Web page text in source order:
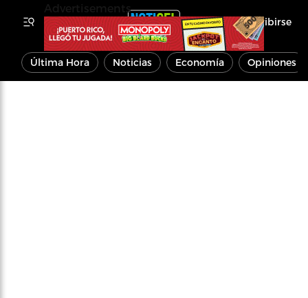
Inscribirse
Última Hora Noticias Economía Opiniones
Advertisements